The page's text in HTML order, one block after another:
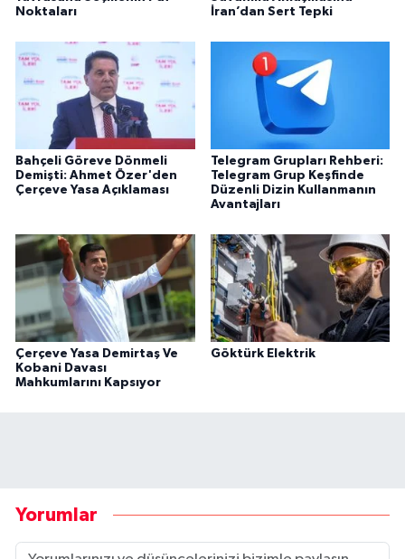
Noktaları
İran’dan Sert Tepki
Bahçeli Göreve Dönmeli
Demişti: Ahmet Özer'den
Çerçeve Yasa Açıklaması
Telegram Grupları Rehberi:
Telegram Grup Keşfinde
Düzenli Dizin Kullanmanın
Avantajları
Çerçeve Yasa Demirtaş Ve
Kobani Davası
Mahkumlarını Kapsıyor
Göktürk Elektrik
Yorumlar